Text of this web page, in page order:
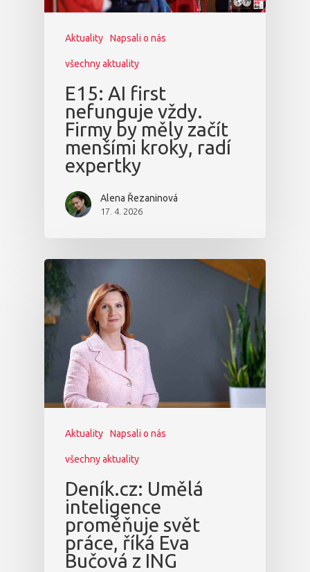
Aktuality Napsali o nás
všechny aktuality
E15: AI first
nefunguje vždy.
Firmy by měly začít
menšími kroky, radí
expertky
Alena Řezaninová
17. 4. 2026
Aktuality Napsali o nás
všechny aktuality
Deník.cz: Umělá
inteligence
proměňuje svět
práce, říká Eva
Bučová z ING